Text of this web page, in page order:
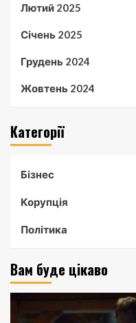
Лютий 2025
Січень 2025
Грудень 2024
Жовтень 2024
Категорії
Бізнес
Корупція
Політика
Вам буде цікаво